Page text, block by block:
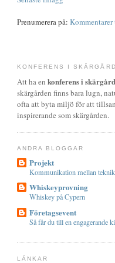
Prenumerera på:
KONFERENS I
Att ha en konferens i
skärgården finns bara lugn,
ofta att byta miljö för att
inspirerande som skärgården.
ANDRA BLOGGAR
Projekt
Kommunikation mellan
Whiskeyprovning
Whiskey på Cypern
Företagsevent
Så får du till en engagerande
LÄNKAR